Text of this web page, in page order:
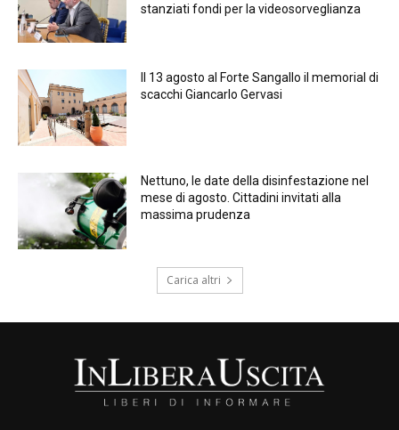
stanziati fondi per la videosorveglianza
Il 13 agosto al Forte Sangallo il memorial di
scacchi Giancarlo Gervasi
Nettuno, le date della disinfestazione nel
mese di agosto. Cittadini invitati alla
massima prudenza
Carica altri